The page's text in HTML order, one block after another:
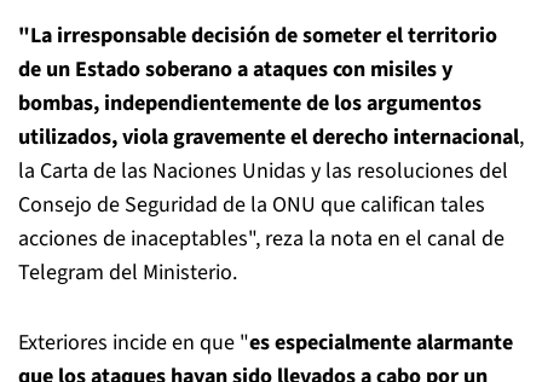
"La irresponsable decisión de someter el territorio
de un Estado soberano a ataques con misiles y
bombas, independientemente de los argumentos
utilizados, viola gravemente el derecho internacional,
la Carta de las Naciones Unidas y las resoluciones del
Consejo de Seguridad de la ONU que califican tales
acciones de inaceptables", reza la nota en el canal de
Telegram del Ministerio.
Exteriores incide en que "es especialmente alarmante